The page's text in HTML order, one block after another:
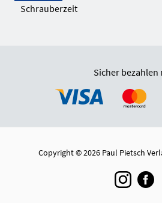
Schrauberzeit
Sicher bezahlen
Copyright © 2026 Paul Pietsch